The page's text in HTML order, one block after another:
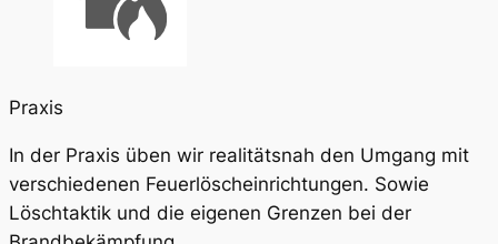
Praxis
In der Praxis üben wir realitätsnah den Umgang mit
verschiedenen Feuerlöscheinrichtungen. Sowie
Löschtaktik und die eigenen Grenzen bei der